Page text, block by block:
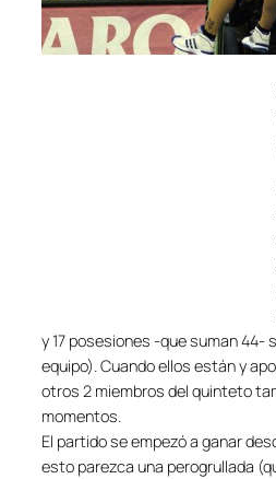
y 17 posesiones -que suman 44-
equipo). Cuando ellos están y
otros 2 miembros del quinteto
momentos.
El partido se empezó a ganar
esto parezca una perogrullada